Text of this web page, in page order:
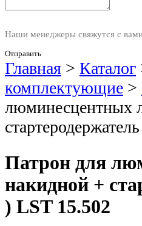
Наши менеджеры свяжутся с
Отправить
Главная > Каталог
комплектующие >
люминесцентных
Патрон для
накидной +
) LST 15.502